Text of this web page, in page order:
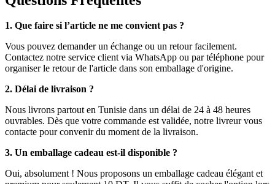
1. Que faire si l’article ne me convient pas ?
Vous pouvez demander un échange ou un retour facilement.
Contactez notre service client via WhatsApp ou par téléphone pour
organiser le retour de l'article dans son emballage d'origine.
2. Délai de livraison ?
Nous livrons partout en Tunisie dans un délai de 24 à 48 heures
ouvrables. Dès que votre commande est validée, notre livreur vous
contacte pour convenir du moment de la livraison.
3. Un emballage cadeau est-il disponible ?
Oui, absolument ! Nous proposons un emballage cadeau élégant et